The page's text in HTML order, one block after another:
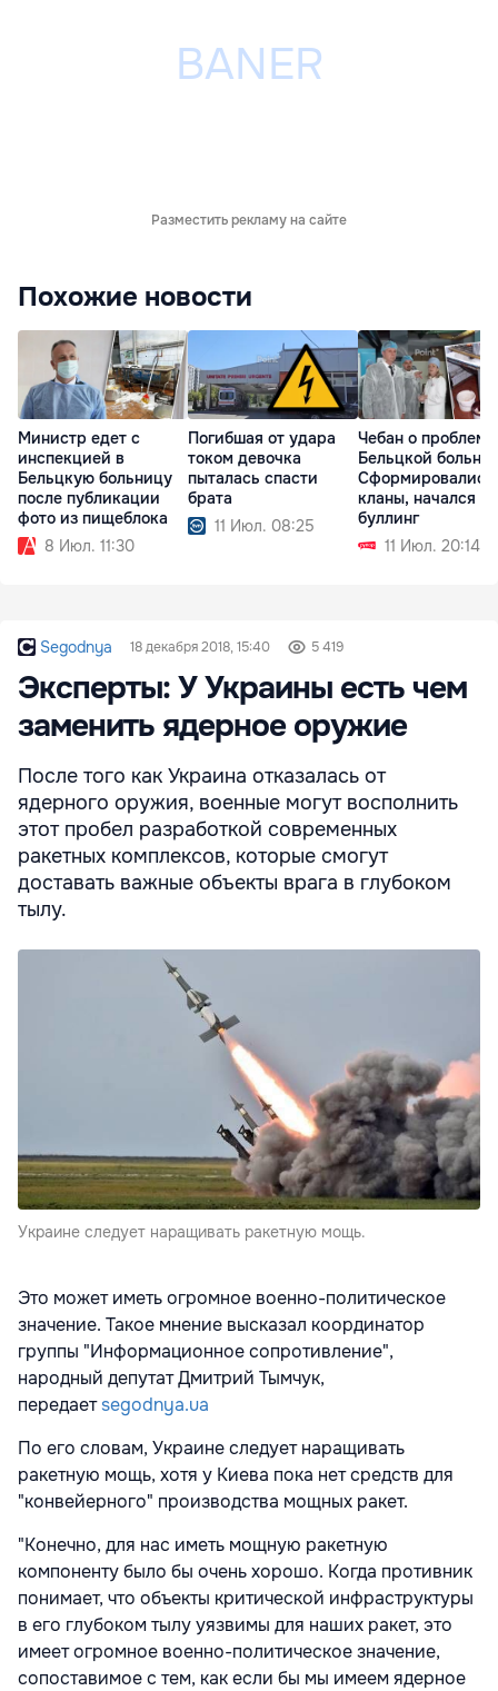
Разместить рекламу на сайте
Похожие новости
Министр едет с
инспекцией в
Бельцкую больницу
после публикации
фото из пищеблока
8 Июл. 11:30
Погибшая от удара
током девочка
пыталась спасти
брата
11 Июл. 08:25
Чебан о
Бельцкой
Сформировались
кланы, начался
буллинг
11 Июл. 20:14
Segodnya 18 декабря 2018, 15:40 5 419
Эксперты: У Украины есть чем
заменить ядерное оружие
После того как Украина отказалась от
ядерного оружия, военные могут восполнить
этот пробел разработкой современных
ракетных комплексов, которые смогут
доставать важные объекты врага в глубоком
тылу.
Украине следует наращивать ракетную мощь.
Это может иметь огромное военно-политическое
значение. Такое мнение высказал координатор
группы "Информационное сопротивление",
народный депутат Дмитрий Тымчук,
передаетsegodnya.ua
По его словам, Украине следует наращивать
ракетную мощь, хотя у Киева пока нет средств для
"конвейерного" производства мощных ракет.
"Конечно, для нас иметь мощную ракетную
компоненту было бы очень хорошо. Когда противник
понимает, что объекты критической инфраструктуры
в его глубоком тылу уязвимы для наших ракет, это
имеет огромное военно-политическое значение,
сопоставимое с тем, как если бы мы имеем ядерное